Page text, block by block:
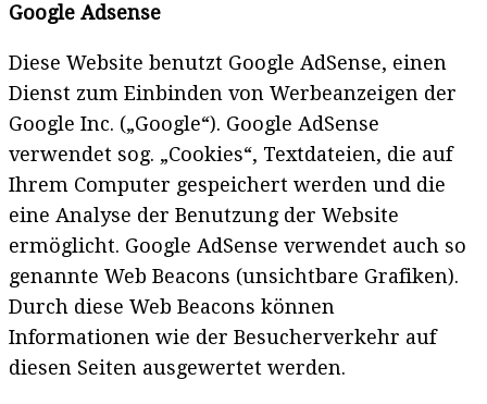
Google Adsense
Diese Website benutzt Google AdSense, einen
Dienst zum Einbinden von Werbeanzeigen der
Google Inc. („Google“). Google AdSense
verwendet sog. „Cookies“, Textdateien, die auf
Ihrem Computer gespeichert werden und die
eine Analyse der Benutzung der Website
ermöglicht. Google AdSense verwendet auch so
genannte Web Beacons (unsichtbare Grafiken).
Durch diese Web Beacons können
Informationen wie der Besucherverkehr auf
diesen Seiten ausgewertet werden.